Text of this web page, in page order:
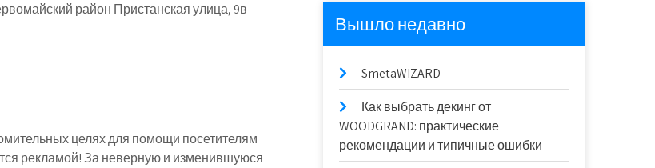
район Пристанская улица, 9в
целях для помощи посетителям
рекламой! За неверную и изменившуюся
Вышло недавно
SmetaWIZARD
Как выбрать декинг от
WOODGRAND: практические
рекомендации и типичные ошибки